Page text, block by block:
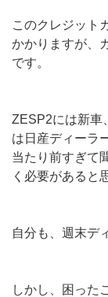
このクレジット
かかりますが、
です。
ZESP2には新車
は日産ディーラ
当たり前すぎて
く必要があると
自分も、週末デ
しかし、困った